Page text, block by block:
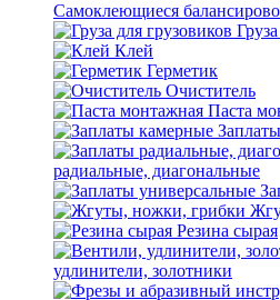
Самоклеющиеся
Клей
Герметик
Очиститель
Паста
радиальные, диагональные
Резина сырая
удлинители, золотники